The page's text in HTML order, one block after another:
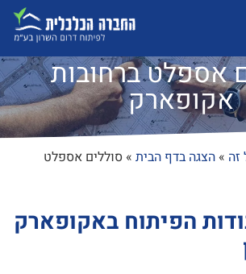
אספלט ברחובות
אקופארק
זה » הצגה בדף הבית » סוללים אספלט
הפיתוח באקופארק